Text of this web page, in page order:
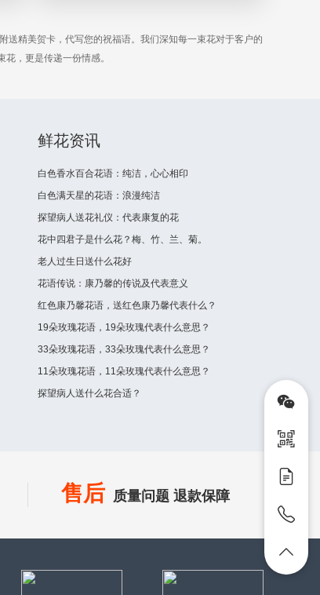
送精美贺卡，代写您的祝福语。我们深知每一束花对于客户的
，更是传递一份情感。
鲜花资讯
白色香水百合花语：纯洁，心心相印
白色满天星的花语：浪漫纯洁
探望病人送花礼仪：代表康复的花
花中四君子是什么花？梅、竹、兰、菊。
老人过生日送什么花好
花语传说：康乃馨的传说及代表意义
红色康乃馨花语，送红色康乃馨代表什么？
19朵玫瑰花语，19朵玫瑰代表什么意思？
33朵玫瑰花语，33朵玫瑰代表什么意思？
11朵玫瑰花语，11朵玫瑰代表什么意思？
探望病人送什么花合适？
售后 质量问题 退款保障